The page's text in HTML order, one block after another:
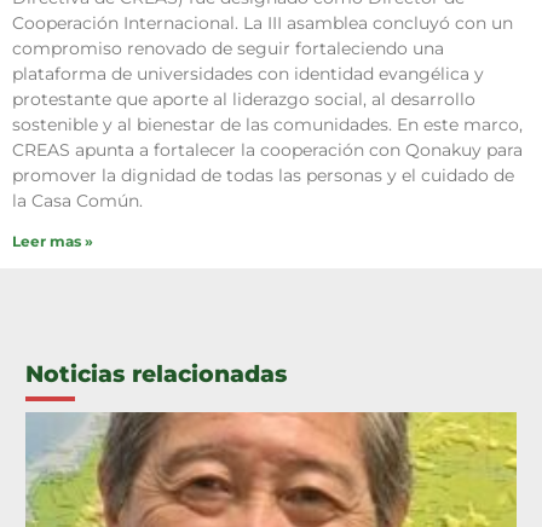
Cooperación Internacional. La III asamblea concluyó con un
compromiso renovado de seguir fortaleciendo una
plataforma de universidades con identidad evangélica y
protestante que aporte al liderazgo social, al desarrollo
sostenible y al bienestar de las comunidades. En este marco,
CREAS apunta a fortalecer la cooperación con Qonakuy para
promover la dignidad de todas las personas y el cuidado de
la Casa Común.
Leer mas »
Noticias relacionadas